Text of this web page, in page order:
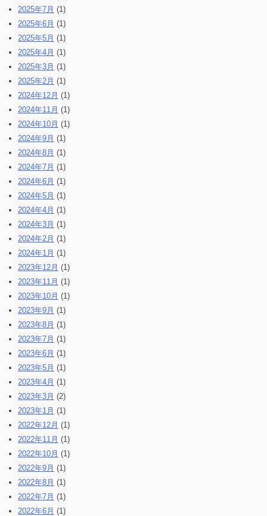
2025年7月 (1)
2025年6月 (1)
2025年5月 (1)
2025年4月 (1)
2025年3月 (1)
2025年2月 (1)
2024年12月 (1)
2024年11月 (1)
2024年10月 (1)
2024年9月 (1)
2024年8月 (1)
2024年7月 (1)
2024年6月 (1)
2024年5月 (1)
2024年4月 (1)
2024年3月 (1)
2024年2月 (1)
2024年1月 (1)
2023年12月 (1)
2023年11月 (1)
2023年10月 (1)
2023年9月 (1)
2023年8月 (1)
2023年7月 (1)
2023年6月 (1)
2023年5月 (1)
2023年4月 (1)
2023年3月 (2)
2023年1月 (1)
2022年12月 (1)
2022年11月 (1)
2022年10月 (1)
2022年9月 (1)
2022年8月 (1)
2022年7月 (1)
2022年6月 (1)